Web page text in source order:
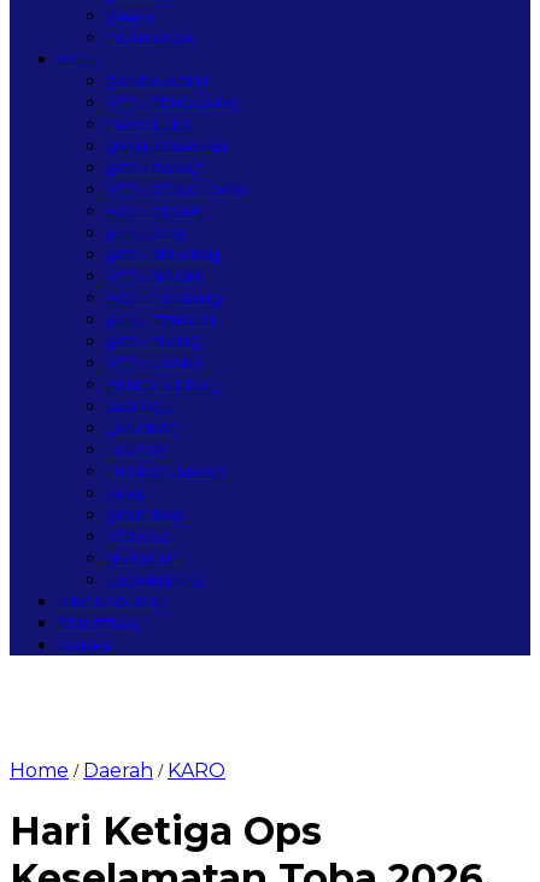
Wisata
OLAHRAGA
ACEH
BANDA ACEH
ACEH TENGGARA
GAYO LUES
SUBULUSSALAM
ACEH BARAT
ACEH BARAT DAYA
ACEH BESAR
ACEH JAYA
ACEH SELATAN
ACEH SINGKIL
ACEH TAMIANG
ACEH TENGAH
ACEH TIMUR
ACEH UTARA
BENER MERIAH
BIREUEN
LANGKAT
LANGSA
LHOKSEUMAWE
PIDIE
PIDIE JAYA
SABANG
SIMEULUE
NAGAN RAYA
MEGAPOLITAN
PERISTIWA
Redaksi
Home / Daerah / KARO
Hari Ketiga Ops